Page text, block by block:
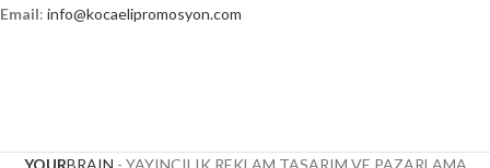
Email: info@kocaelipromosyon.com
YOURBRAIN - YAYINCILIK REKLAM TASARIM VE PAZARLAMA